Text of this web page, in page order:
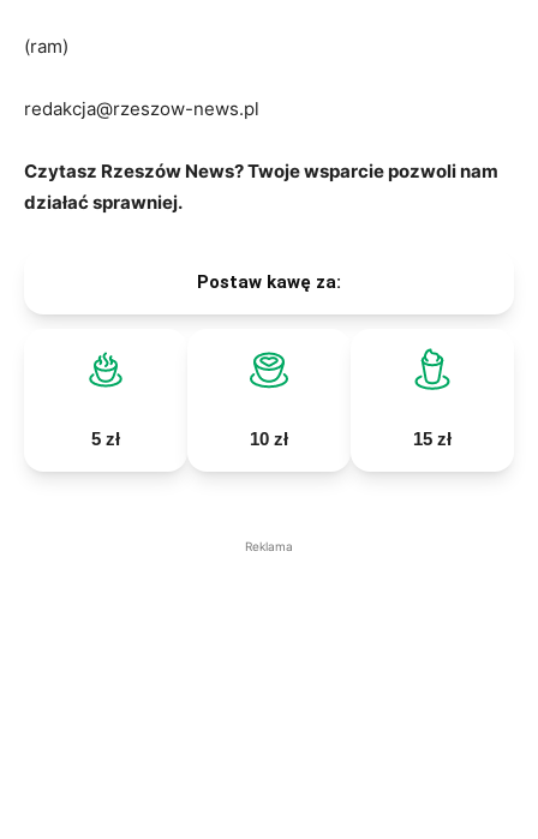
(ram)
redakcja@rzeszow-news.pl
Czytasz Rzeszów News? Twoje wsparcie pozwoli nam
działać sprawniej.
Postaw kawę za:
5 zł 10 zł 15 zł
Reklama